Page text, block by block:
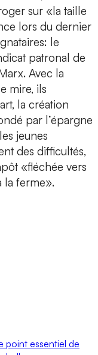
sur «la taille
lors du dernier
le
patronal de
Avec la
mire, ils
la création
par l’épargne
jeunes
des difficultés,
«fléchée vers
la ferme».
point essentiel de